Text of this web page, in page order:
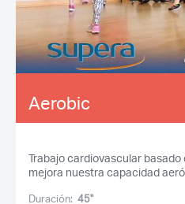
Aerobic
Trabajo cardiovascular
mejora nuestra capacidad
Duración: 45''